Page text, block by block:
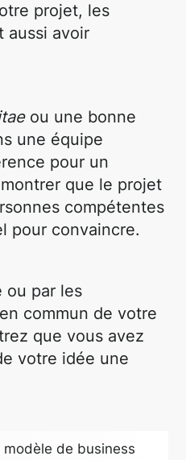
projet, les
aussi avoir
ou une bonne
une équipe
pour un
que le projet
compétentes
pour convaincre.
ou par les
commun de votre
que vous avez
votre idée une
modèle de business